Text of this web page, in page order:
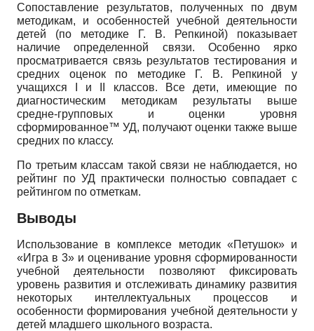
Сопоставление результатов, полученных по двум
методикам, и особенностей учебной деятельности
детей (по методике Г. В. Репкиной) показывает
наличие определенной связи. Особенно ярко
просматривается связь результатов тестирования и
средних оценок по методике Г. В. Репкиной у
учащихся I и II классов. Все дети, имеющие по
диагностическим методикам результаты выше
средне-групповых и оценки уровня
сформированное™ УД, получают оценки также выше
средних по классу.
По третьим классам такой связи не наблюдается, но
рейтинг по УД практически полностью совпадает с
рейтингом по отметкам.
Выводы
Использование в комплексе методик «Петушок» и
«Игра в 3» и оценивание уровня сформированности
учебной деятельности позволяют фиксировать
уровень развития и отслеживать динамику развития
некоторых интеллектуальных процессов и
особенности формирования учебной деятельности у
детей младшего школьного возраста.